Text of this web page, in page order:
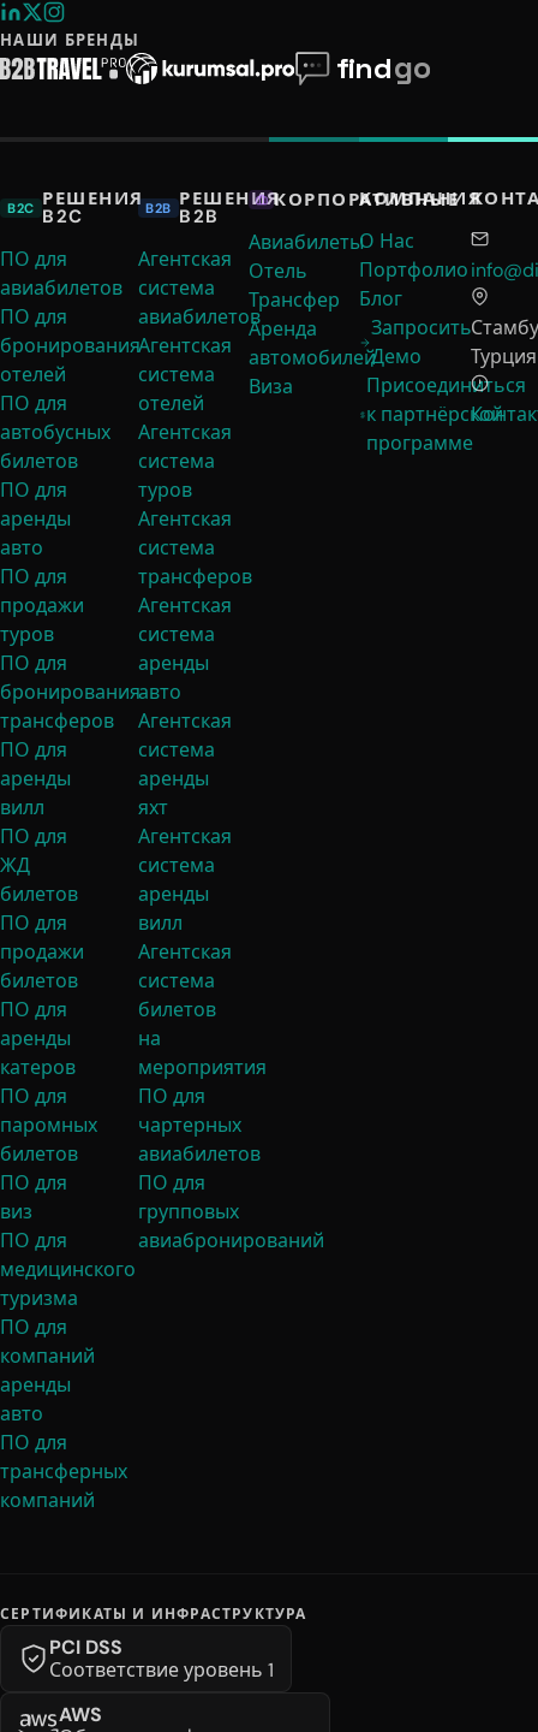
НАШИ БРЕНДЫ
B2C РЕШЕНИЯ
B2C
ПО для
авиабилетов
ПО для
бронирования
отелей
ПО для
автобусных
билетов
ПО для
аренды
авто
ПО для
продажи
туров
ПО для
бронирования
трансферов
ПО для
аренды
вилл
ПО для
ЖД
билетов
ПО для
продажи
билетов
ПО для
аренды
катеров
ПО для
паромных
билетов
ПО для
виз
ПО для
медицинского
туризма
ПО для
компаний
аренды
авто
ПО для
трансферных
компаний
B2B РЕШЕНИЯ
B2B
Агентская
система
авиабилетов
Агентская
система
отелей
Агентская
система
туров
Агентская
система
трансферов
Агентская
система
аренды
авто
Агентская
система
аренды
яхт
Агентская
система
аренды
вилл
Агентская
система
билетов
на
мероприятия
ПО для
чартерных
авиабилетов
ПО для
групповых
авиабронирований
КОРПОРАТИВНЫЕ
Авиабилеты
Отель
Трансфер
Аренда
автомобилей
Виза
КОМПАНИЯ
О Нас
Портфолио
Блог
Запросить
Демо
Присоединиться
к партнёрской
программе
Турция
СЕРТИФИКАТЫ И ИНФРАСТРУКТУРА
PCI DSS
Соответствие уровень 1
AWS